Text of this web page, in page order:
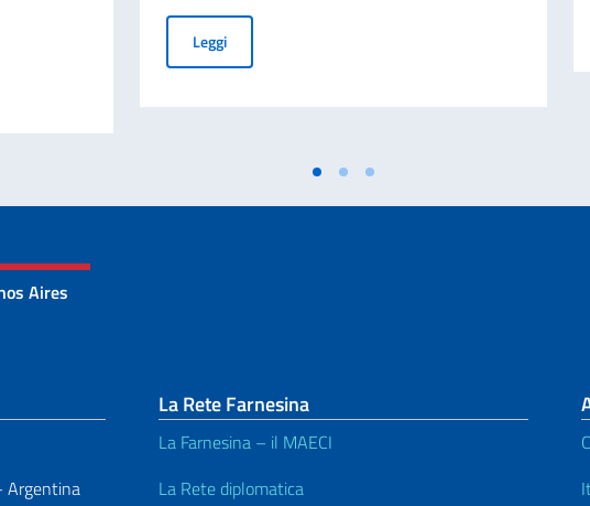
con la dott.ssa Dalfovo di ADASIM (Fondazione Dante Alighieri Scuole Italiane nel
LeggiL’Ambasciatore Fabrizio Nicoletti ha conferito
Aires
Argentina
La Rete Farnesina
La Farnesina – il MAECI
La Rete diplomatica